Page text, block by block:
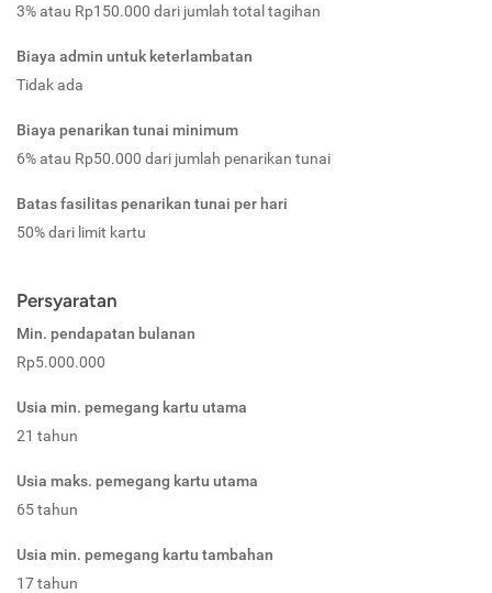
3% atau Rp150.000 dari jumlah total tagihan
Biaya admin untuk keterlambatan
Tidak ada
Biaya penarikan tunai minimum
6% atau Rp50.000 dari jumlah penarikan tunai
Batas fasilitas penarikan tunai per hari
50% dari limit kartu
Persyaratan
Min. pendapatan bulanan
Rp5.000.000
Usia min. pemegang kartu utama
21 tahun
Usia maks. pemegang kartu utama
65 tahun
Usia min. pemegang kartu tambahan
17 tahun